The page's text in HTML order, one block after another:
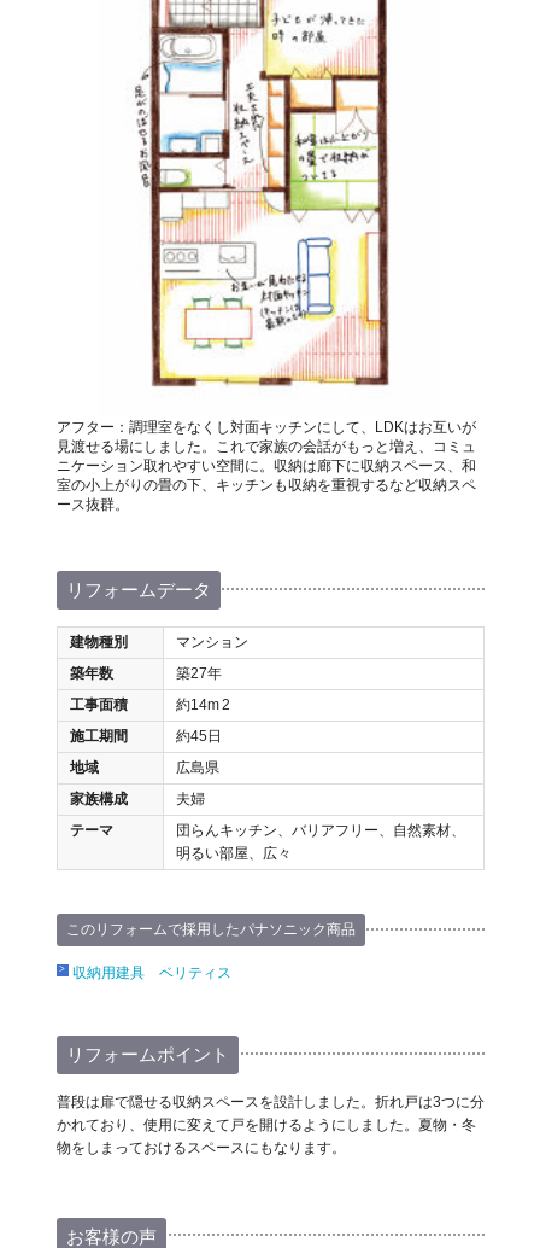
アフター：調理室をなくし対面キッチンにして、LDKはお互いが
見渡せる場にしました。これで家族の会話がもっと増え、コミュ
ニケーション取れやすい空間に。収納は廊下に収納スペース、和
室の小上がりの畳の下、キッチンも収納を重視するなど収納スペ
ース抜群。
リフォームデータ
建物種別
マンション
築年数
築27年
工事面積
約14m2
施工期間
約45日
地域
広島県
家族構成
夫婦
テーマ
団らんキッチン、バリアフリー、自然素材、
明るい部屋、広々
このリフォームで採用したパナソニック商品
収納用建具 ベリティス
リフォームポイント
普段は扉で隠せる収納スペースを設計しました。折れ戸は3つに分
かれており、使用に変えて戸を開けるようにしました。夏物・冬
物をしまっておけるスペースにもなります。
お客様の声